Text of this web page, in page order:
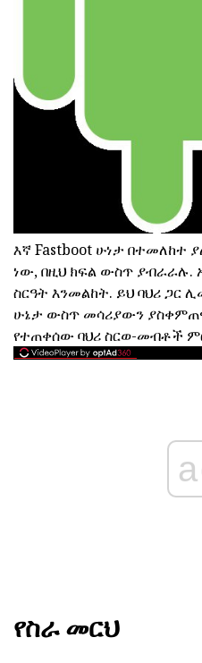
እኛ Fastboot ሁነታ በተመለከተ
ነው, በዚህ ክፍል ውስጥ ያብራራሉ.
ስርዓት እንመልከት. ይህ ባህሪ ጋር
ሁኔታ ውስጥ መሳሪያውን
የተጠቀሰው ባህሪ ስርወ-መብቶች
የስራ መርህ